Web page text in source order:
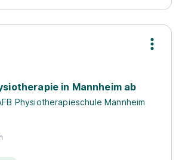
in Mannheim ab
Physiotherapieschule Mannheim